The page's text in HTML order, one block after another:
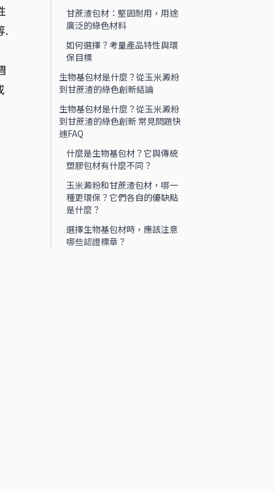
.
甘蔗渣包材：堅固耐用，用途
廣泛的綠色材料
如何選擇？考量產品特性與環
保目標
生物基包材是什麼？從玉米澱粉
到甘蔗渣的綠色創新結論
生物基包材是什麼？從玉米澱粉
到甘蔗渣的綠色創新 常見問題快
速FAQ
什麼是生物基包材？它與傳統
塑膠包材有什麼不同？
玉米澱粉和甘蔗渣包材，哪一
種更環保？它們各自的優缺點
是什麼？
選擇生物基包材時，應該注意
哪些認證標章？